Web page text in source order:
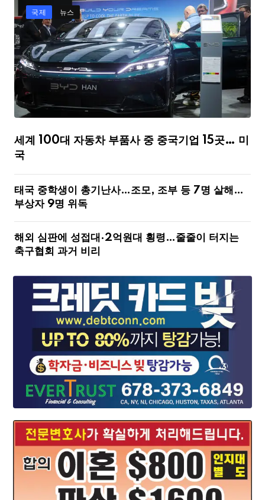
국제 뉴스
세계 100대 자동차 부품사 중 중국기업 15곳… 미
국
태국 중학생이 총기난사…조모, 조부 등 7명 살해…
부상자 9명 위독
해외 심판에 성접대·2억원대 횡령…줄줄이 터지는
축구협회 과거 비리